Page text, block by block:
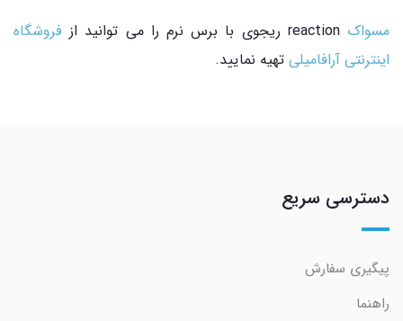
مسواک reaction ریجوی با برس نرم را می توانید از
فروشگاه
اینترنتی آرافامیلی تهیه نمایید.
دسترسی سریع
پیگیری سفارش
راهنما